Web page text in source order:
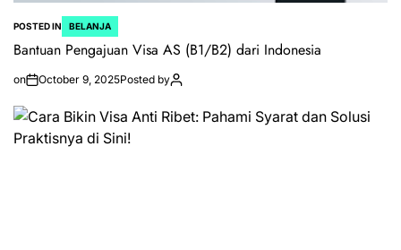
POSTED IN BELANJA
Bantuan Pengajuan Visa AS (B1/B2) dari Indonesia
on October 9, 2025Posted by